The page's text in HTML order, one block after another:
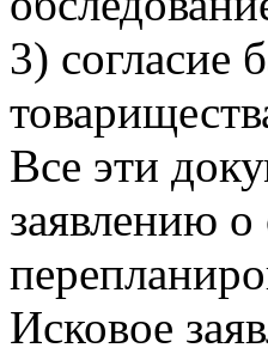
3) согласие
Все эти
заявлению
Исковое